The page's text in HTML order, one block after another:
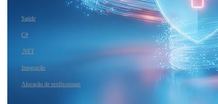
Saúde
C#
.NET
Integração
Alocação de profissionais